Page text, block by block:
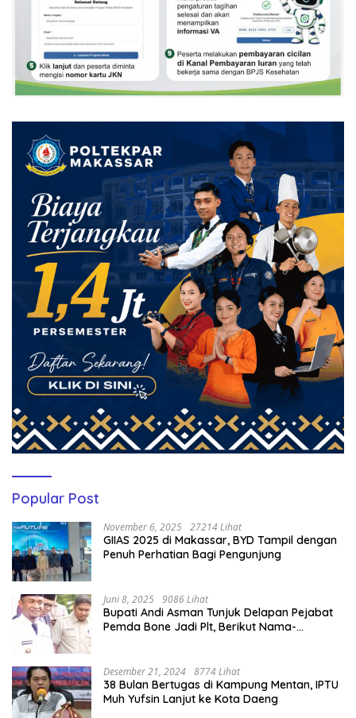
Popular Post
November 6, 2025 27214 Lihat
GIIAS 2025 di Makassar, BYD Tampil dengan
Penuh Perhatian Bagi Pengunjung
Juni 8, 2025 9086 Lihat
Bupati Andi Asman Tunjuk Delapan Pejabat
Pemda Bone Jadi Plt, Berikut Nama-
Desember 21, 2024 8774 Lihat
38 Bulan Bertugas di Kampung Mentan, IPTU
Muh Yufsin Lanjut ke Kota Daeng